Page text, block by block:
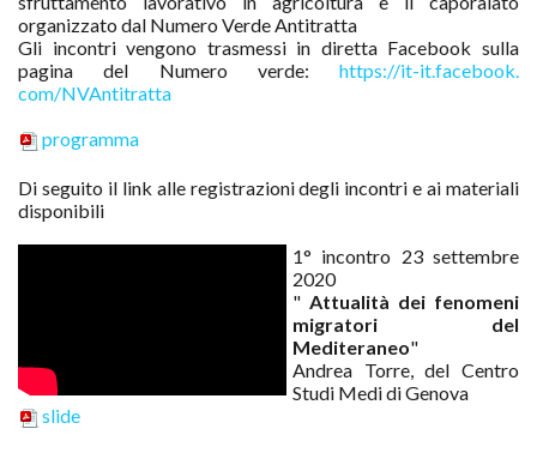
organizzato dal Numero Verde Antitratta
Gli incontri vengono trasmessi in diretta Facebook sulla
pagina del Numero verde: https://it-it.facebook.
com/NVAntitratta
programma
Di seguito il link alle registrazioni degli incontri e ai materiali
disponibili
1° incontro 23 settembre
2020
" Attualità dei fenomeni
migratori del
Mediteraneo"
Andrea Torre, del Centro
Studi Medi di Genova
slide